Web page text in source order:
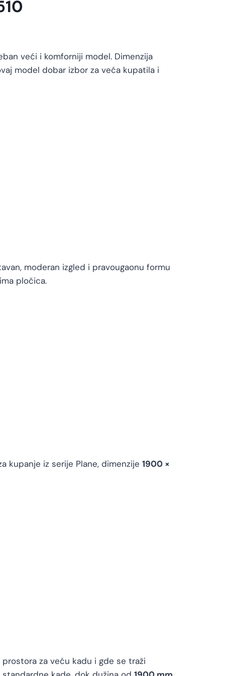
veći i komforniji model. Dimenzija
model dobar izbor za veća kupatila i
moderan izgled i pravougaonu formu
pločica.
kupanje iz serije Plane, dimenzije 1900 ×
za veću kadu i gde se traži